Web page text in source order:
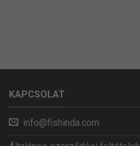
KAPCSOLAT
info@fishinda.com